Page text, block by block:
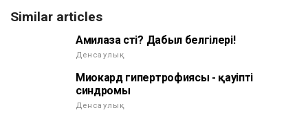
Similar articles
Амилаза өсті? Дабыл белгілері!
Денсаулық
Миокард гипертрофиясы - қауіпті
синдромы
Денсаулық